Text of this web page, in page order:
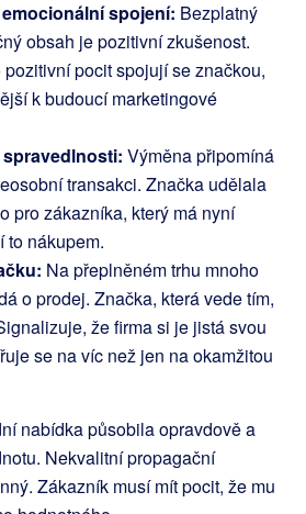
spojení: Bezplatný
obsah je pozitivní zkušenost.
pocit spojují se značkou,
k budoucí marketingové
Výměna připomíná
transakci. Značka udělala
pro zákazníka, který má nyní
to nákupem.
Na přeplněném trhu mnoho
o prodej. Značka, která vede tím,
že firma si je jistá svou
se na víc než jen na okamžitou
nabídka působila opravdově a
Nekvalitní propagační
Zákazník musí mít pocit, že mu